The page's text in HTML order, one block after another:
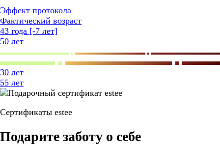
Эффект протокола
Фактический возраст
43 года [-7 лет]
50 лет
30 лет
55 лет
Сертификаты estee
Подарите заботу о себе